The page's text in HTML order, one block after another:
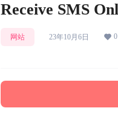
Receive SMS
网站 23年10月6日 0